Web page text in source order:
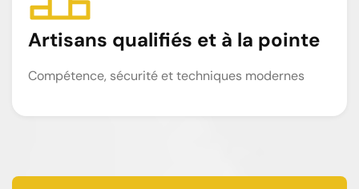
Artisans qualifiés et à la pointe
Compétence, sécurité et techniques modernes